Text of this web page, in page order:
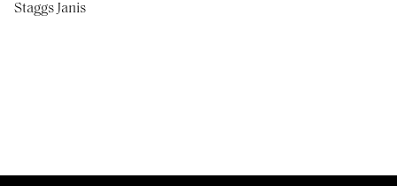
Staggs Janis